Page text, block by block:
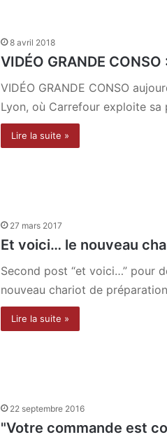
8 avril 2018
VIDÉO GRANDE
VIDÉO GRANDE CONSO
Lyon, où Carrefour exploite sa
Lire la suite »
27 mars 2017
Et voici… le nouveau
Second post “et voici…” pour
nouveau chariot de
Lire la suite »
22 septembre 2016
"Votre commande est